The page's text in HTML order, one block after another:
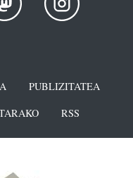
PUBLIZITATEA
RSS